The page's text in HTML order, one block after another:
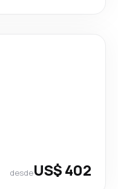
desdeUS$ 402